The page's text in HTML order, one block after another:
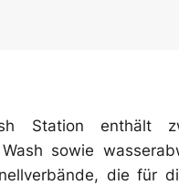
Station enthält
sowie
die für